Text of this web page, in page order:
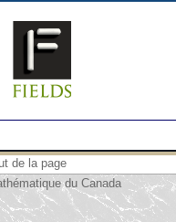
de la page
du Canada